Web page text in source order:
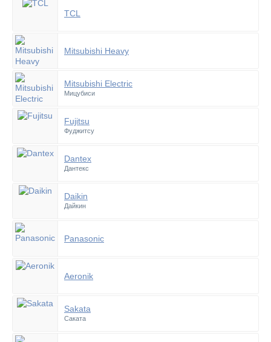
TCL
Mitsubishi Heavy
Mitsubishi Electric
Мицубиси
Fujitsu
Фуджитсу
Dantex
Дантекс
Daikin
Дайкин
Panasonic
Aeronik
Sakata
Саката